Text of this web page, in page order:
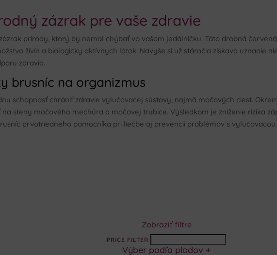
zázrak pre vaše zdravie
prírody, ktorý by nemal chýbať vo vašom jedálničku. Táto drobná
živín a biologicky aktívnych látok. Navyše si už stáročia získava uznanie
zdravia.
brusníc na organizmus
schopnosť chrániť zdravie vylučovacej sústavy, najmä močových ciest.
steny močového mechúra a močovej trubice. Výsledkom je zníženie rizika
prvotriedneho pomocníka pri liečbe aj prevencii problémov s vylučovacou
Zobraziť filtre
PRICE FILTER
Výber podľa plodov +